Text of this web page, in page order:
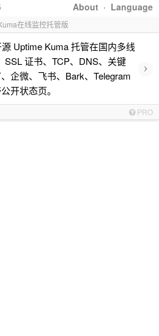
About · Language
在线监控托管版
Uptime Kuma 托管在国内多线
证书、TCP、DNS、关键
企微、飞书、Bark、Telegram
开状态页。
›
PRO